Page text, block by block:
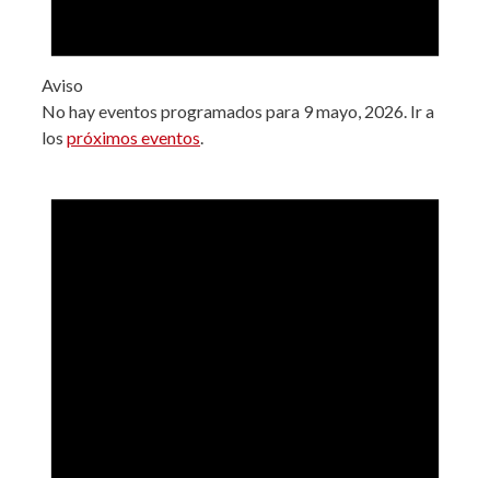
Aviso
No hay eventos programados para 9 mayo, 2026. Ir a
los próximos eventos